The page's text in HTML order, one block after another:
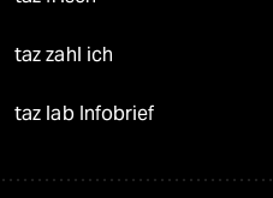
taz zahl ich
taz lab Infobrief